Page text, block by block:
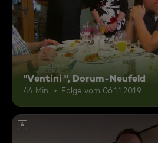
"Ventini ", Dorum-Neufeld
44 Min. Folge vom 06.11.2019
6